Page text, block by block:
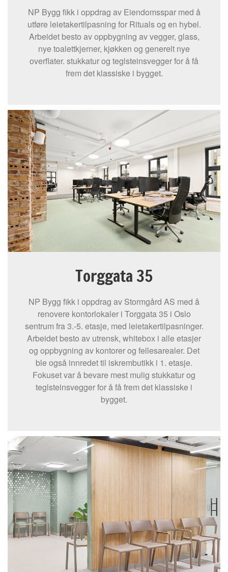
NP Bygg fikk i oppdrag av Eiendomsspar med å
utføre leietakertilpasning for Rituals og en hybel.
Arbeidet besto av oppbygning av vegger, glass,
nye toalettkjerner, kjøkken og generelt nye
overflater. stukkatur og teglsteinsvegger for å få
frem det klassiske i bygget.
Torggata 35
NP Bygg fikk i oppdrag av Stormgård AS med å
renovere kontorlokaler i Torggata 35 i Oslo
sentrum fra 3.-5. etasje, med leietakertilpasninger.
Arbeidet besto av utrensk, whitebox i alle etasjer
og oppbygning av kontorer og fellesarealer. Det
ble også innredet til iskrembutikk i 1. etasje.
Fokuset var å bevare mest mulig stukkatur og
teglsteinsvegger for å få frem det klassiske i
bygget.